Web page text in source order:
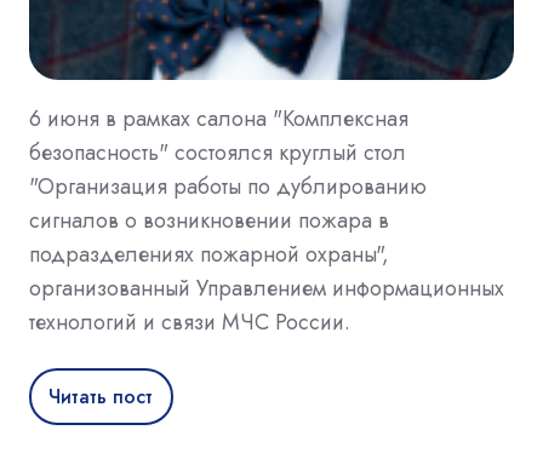
6 июня в рамках салона "Комплексная
безопасность" состоялся круглый стол
"Организация работы по дублированию
сигналов о возникновении пожара в
подразделениях пожарной охраны",
организованный Управлением информационных
технологий и связи МЧС России.
Читать пост